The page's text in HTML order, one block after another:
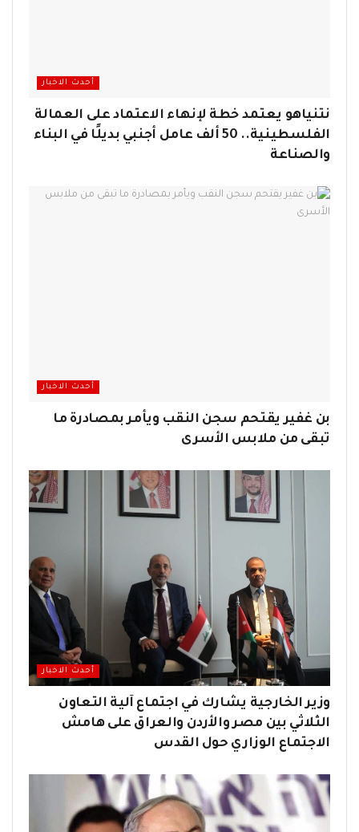
أحدث الاخبار
نتنياهو يعتمد خطة لإنهاء الاعتماد على العمالة
الفلسطينية.. 50 ألف عامل أجنبي بديلًا في البناء
والصناعة
أحدث الاخبار
بن غفير يقتحم سجن النقب ويأمر بمصادرة ما
تبقى من ملابس الأسرى
أحدث الاخبار
وزير الخارجية يشارك في اجتماع آلية التعاون
الثلاثي بين مصر والأردن والعراق على هامش
الاجتماع الوزاري حول القدس